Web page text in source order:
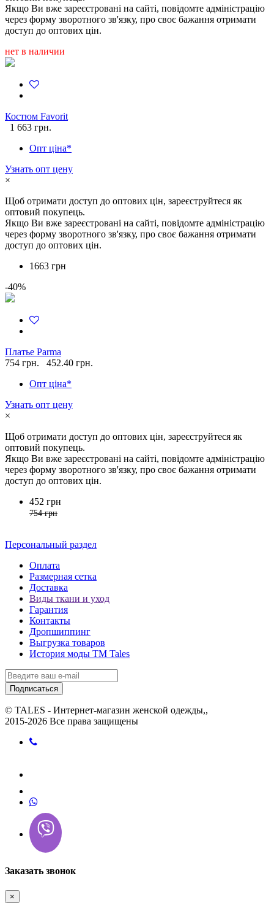
Якщо Ви вже зареєстровані на сайті, повідомте адміністрацію
через форму зворотного зв'язку, про своє бажання отримати
доступ до оптових цін.
нет в наличии
Костюм Favorit
1 663 грн.
Опт ціна*
Узнать опт цену
×
Щоб отримати доступ до оптових цін, зареєструйтеся як
оптовий покупець.
Якщо Ви вже зареєстровані на сайті, повідомте адміністрацію
через форму зворотного зв'язку, про своє бажання отримати
доступ до оптових цін.
1663 грн
-40%
Платье Parma
754 грн.
452.40 грн.
Опт ціна*
Узнать опт цену
×
Щоб отримати доступ до оптових цін, зареєструйтеся як
оптовий покупець.
Якщо Ви вже зареєстровані на сайті, повідомте адміністрацію
через форму зворотного зв'язку, про своє бажання отримати
доступ до оптових цін.
452 грн
754 грн
Персональный раздел
Оплата
Размерная сетка
Доставка
Виды ткани и уход
Гарантия
Контакты
Дропшиппинг
Выгрузка товаров
История моды ТМ Tales
Подписаться
© TALES - Интернет-магазин женской одежды,,
2015-2026 Все права защищены
Заказать звонок
×